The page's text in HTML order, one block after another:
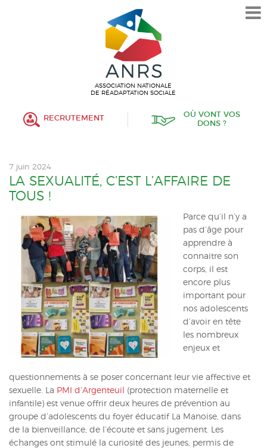
L’ASSOCIATION
HISTORIQUE
VALEURS ET ENGAGEMENT
ASSOCIATIF
FONCTIONNEMENT
POLITIQUE RH
PROTECTION DE L’ENFANCE
INSERTION
ACTUALITÉS
CONTACT
INTRANET
ASSOCIATION NATIONALE
DE RÉADAPTATION SOCIALE
RECRUTEMENT
OÙ VONT VOS
DONS ?
7 juin 2024
LA SEXUALITÉ, C’EST L’AFFAIRE DE
TOUS !
Parce qu’il n’y a
pas d’âge pour
apprendre à
connaitre son
corps, il est
encore plus
important pour
nos adolescents
d’avoir en tête
les nombreux
enjeux et
questionnements à se poser concernant leur vie affective et
sexuelle. La PMI d’Argenteuil
(protection maternelle et
infantile) est venue offrir deux heures de prévention au
groupe d’adolescents du foyer éducatif La Manoise, dans
de la bienveillance, de l’écoute et sans jugement. Les
échanges ont stimulé la curiosité des jeunes, permis de